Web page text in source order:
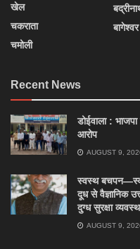
खेल
चकराता
चमोली
बागेश्वर
Recent News
डोईवाला :
आरोप
AUGUST 9,
स्वस्थ
दूध से वैज्ञानिक
दुग्ध सुरक्षा
AUGUST 9,